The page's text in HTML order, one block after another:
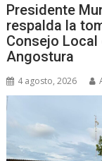
Presidente
respalda la
Consejo Local
Angostura
4 agosto, 2026